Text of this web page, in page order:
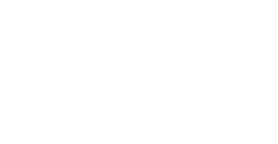
visites Casa Palacio